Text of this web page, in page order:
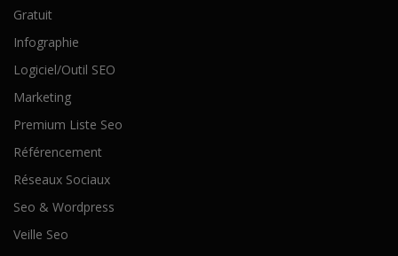
Gratuit
Infographie
Logiciel/Outil SEO
Marketing
Premium Liste Seo
Référencement
Réseaux Sociaux
Seo & Wordpress
Veille Seo